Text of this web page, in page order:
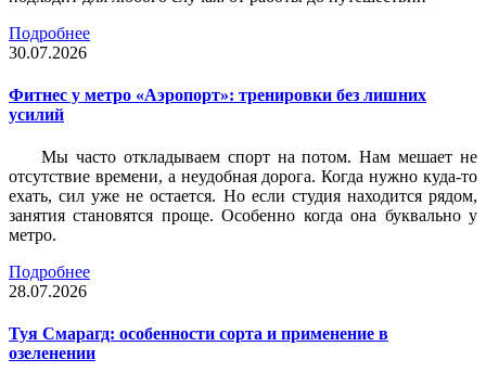
Подробнее
30.07.2026
Фитнес у метро «Аэропорт»: тренировки без лишних
усилий
Мы часто откладываем спорт на потом. Нам мешает не
отсутствие времени, а неудобная дорога. Когда нужно куда-то
ехать, сил уже не остается. Но если студия находится рядом,
занятия становятся проще. Особенно когда она буквально у
метро.
Подробнее
28.07.2026
Туя Смарагд: особенности сорта и применение в
озеленении